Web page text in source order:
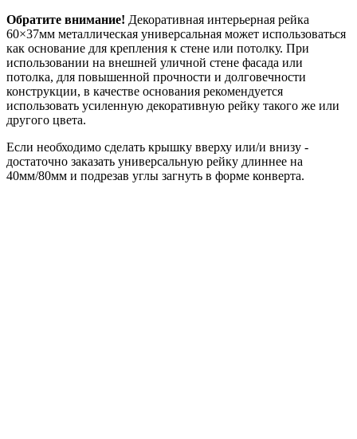
Обратите внимание! Декоративная интерьерная рейка
60×37мм металлическая универсальная может использоваться
как основание для крепления к стене или потолку. При
использовании на внешней уличной стене фасада или
потолка, для повышенной прочности и долговечности
конструкции, в качестве основания рекомендуется
использовать усиленную декоративную рейку такого же или
другого цвета.
Если необходимо сделать крышку вверху или/и внизу -
достаточно заказать универсальную рейку длиннее на
40мм/80мм и подрезав углы загнуть в форме конверта.